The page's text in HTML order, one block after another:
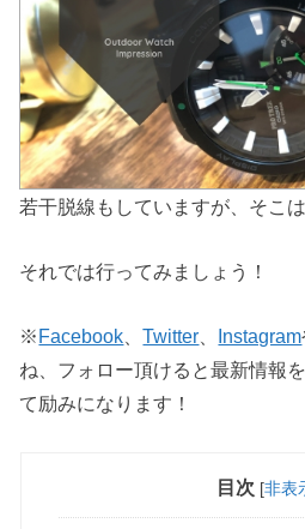
若干脱線もしていますが、そこ
それでは行ってみましょう！
※ Facebook 、Twitter Instagram
ね、フォロー頂けると最新情報
て励みになります！
目次 [非表